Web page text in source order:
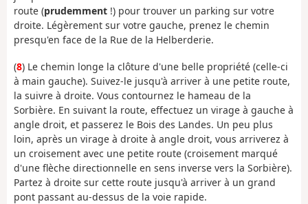
route (prudemment !) pour trouver un parking sur votre
droite. Légèrement sur votre gauche, prenez le chemin
presqu'en face de la Rue de la Helberderie.
(8) Le chemin longe la clôture d'une belle propriété (celle-ci
à main gauche). Suivez-le jusqu'à arriver à une petite route,
la suivre à droite. Vous contournez le hameau de la
Sorbière. En suivant la route, effectuez un virage à gauche à
angle droit, et passerez le Bois des Landes. Un peu plus
loin, après un virage à droite à angle droit, vous arriverez à
un croisement avec une petite route (croisement marqué
d'une flèche directionnelle en sens inverse vers la Sorbière).
Partez à droite sur cette route jusqu'à arriver à un grand
pont passant au-dessus de la voie rapide.